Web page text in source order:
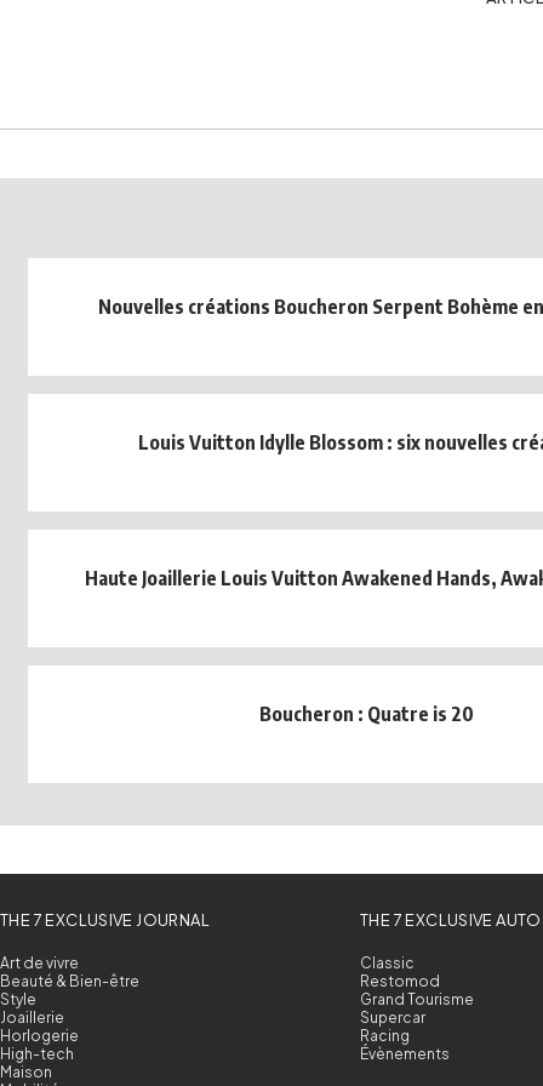
Nouvelles créations Boucheron Serpent Bohème
Louis Vuitton Idylle Blossom : six nouvelles
Haute Joaillerie Louis Vuitton Awakened Hands,
Boucheron : Quatre is 20
THE 7 EXCLUSIVE JOURNAL
Art de vivre
Beauté & Bien-être
Style
Joaillerie
Horlogerie
High-tech
Maison
THE 7 EXCLUSIVE AUTO
Classic
Restomod
Grand Tourisme
Supercar
Racing
Évènements